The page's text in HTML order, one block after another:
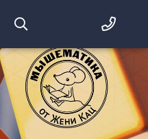
родителей